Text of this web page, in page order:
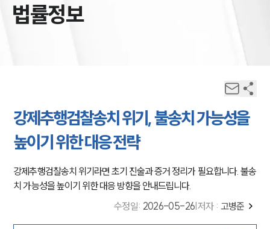
법률정보
강제추행검찰송치 위기, 불송치 가능성을
높이기 위한 대응 전략
강제추행검찰송치 위기라면 초기 진술과 증거 정리가 필요합니다. 불송
치 가능성을 높이기 위한 대응 방향을 안내드립니다.
수정일: 2026-05-26 저자 : 고병준